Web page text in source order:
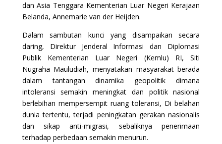
dan Asia Tenggara Kementerian Luar Negeri Kerajaan
Belanda, Annemarie van der Heijden.
Dalam sambutan kunci yang disampaikan secara
daring, Direktur Jenderal Informasi dan Diplomasi
Publik Kementerian Luar Negeri (Kemlu) RI, Siti
Nugraha Mauludiah, menyatakan masyarakat berada
dalam tantangan dinamika geopolitik dimana
intoleransi semakin meningkat dan politik nasional
berlebihan mempersempit ruang toleransi, Di belahan
dunia tertentu, terjadi peningkatan gerakan nasionalis
dan sikap anti-migrasi, sebaliknya penerimaan
terhadap perbedaan semakin menurun.